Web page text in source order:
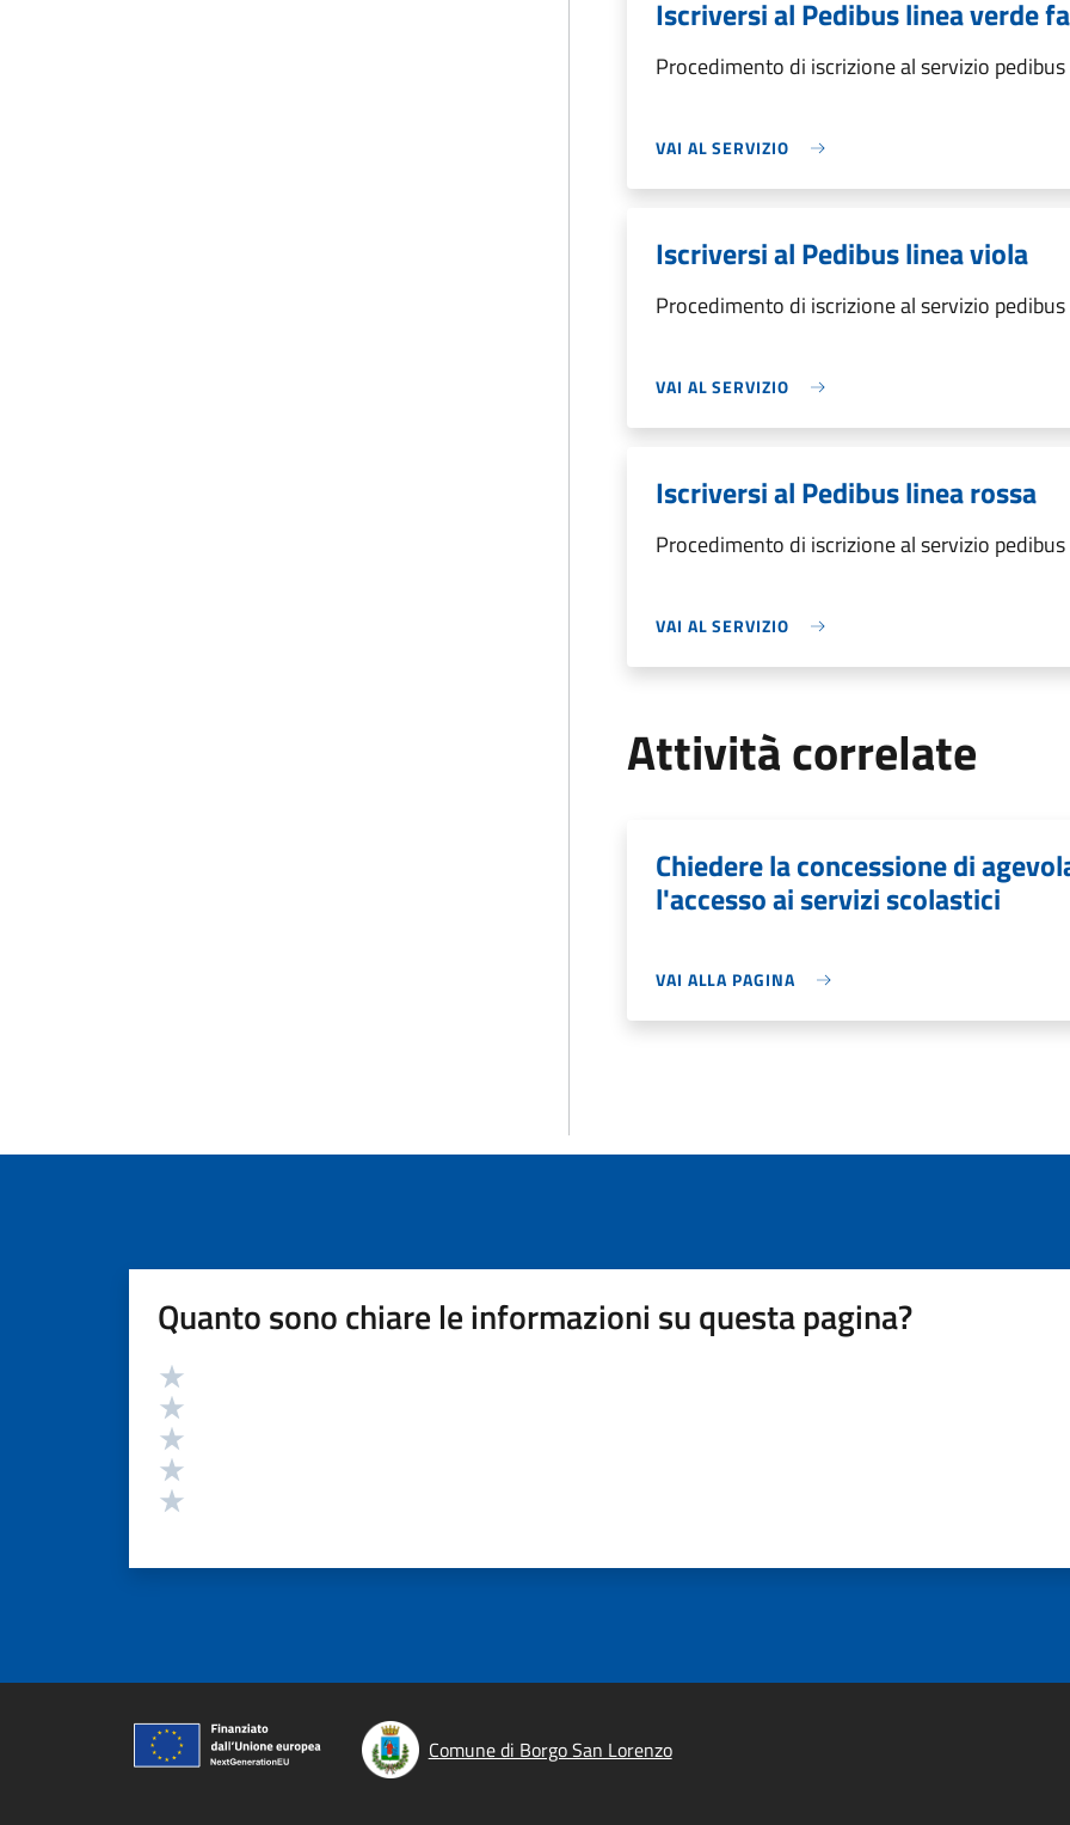
Iscriversi al Pedibus linea verde
Procedimento di iscrizione al servizio pedibus
VAI AL SERVIZIO
Iscriversi al Pedibus linea viola
Procedimento di iscrizione al servizio pedibus
VAI AL SERVIZIO
Iscriversi al Pedibus linea rossa
Procedimento di iscrizione al servizio
VAI AL SERVIZIO
Attività correlate
Chiedere la concessione di
l'accesso ai servizi scolastici
VAI ALLA PAGINA
Quanto sono chiare le informazioni su questa pagina?
Valutazione
Comune di Borgo San Lorenzo